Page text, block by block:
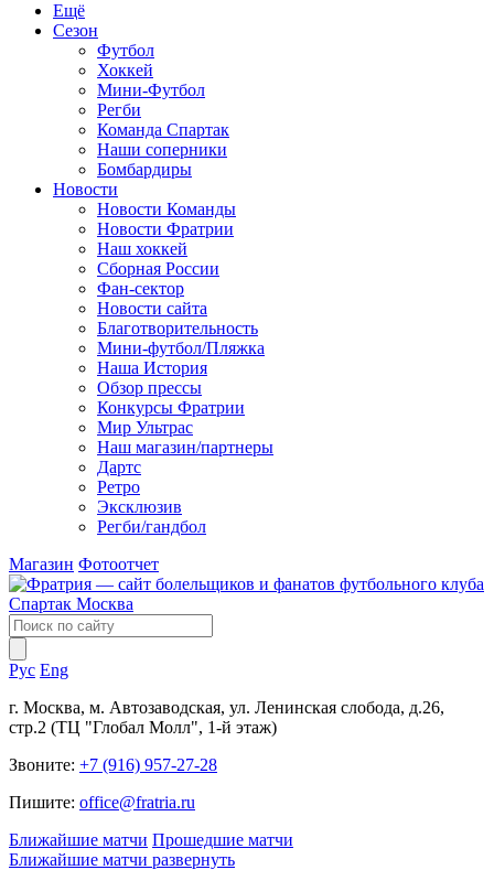
Ещё
Сезон
Футбол
Хоккей
Мини-Футбол
Регби
Команда Спартак
Наши соперники
Бомбардиры
Новости
Новости Команды
Новости Фратрии
Наш хоккей
Сборная России
Фан-cектор
Новости сайта
Благотворительность
Мини-футбол/Пляжка
Наша История
Обзор прессы
Конкурсы Фратрии
Мир Ультрас
Наш магазин/партнеры
Дартс
Ретро
Эксклюзив
Регби/гандбол
Магазин Фотоотчет
Рус Eng
г. Москва, м. Автозаводская, ул. Ленинская слобода, д.26,
стр.2 (ТЦ "Глобал Молл", 1-й этаж)
Звоните: +7 (916) 957-27-28
Пишите: office@fratria.ru
Ближайшие матчи Прошедшие матчи
Ближайшие матчи развернуть